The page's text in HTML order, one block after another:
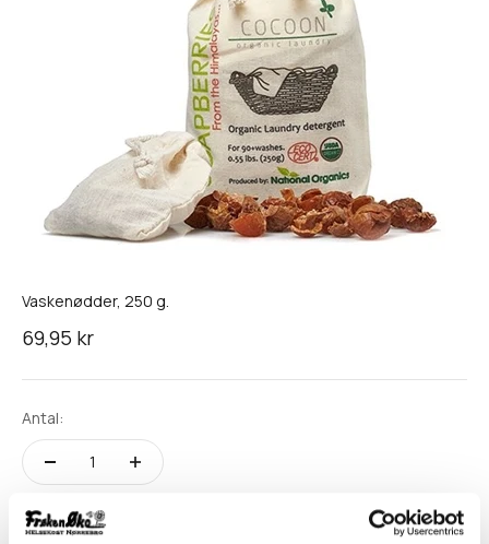
Vaskenødder, 250 g.
Salgspris
69,95 kr
Antal: